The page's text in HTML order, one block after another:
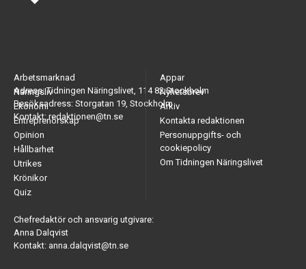
Adress: Tidningen Näringslivet, 114 82 Stockholm
Besöksadress: Storgatan 19, Stockholm
Kontakt: redaktionen@tn.se
Arbetsmarknad
Näringsliv
Ekonomi
Entreprenörskap
Opinion
Hållbarhet
Utrikes
Krönikor
Quiz
Appar
Nyhetsbrev
Arkiv
Kontakta redaktionen
Personuppgifts- och
cookiepolicy
Om Tidningen Näringslivet
Chefredaktör och ansvarig utgivare:
Anna Dalqvist
Kontakt: anna.dalqvist@tn.se